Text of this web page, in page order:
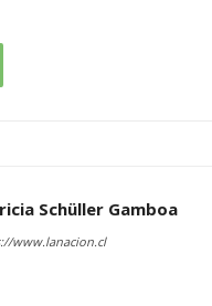
Schüller Gamboa
www.lanacion.cl